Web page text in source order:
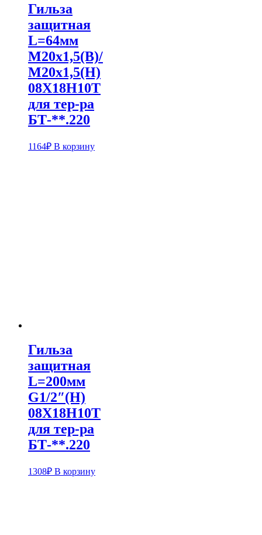
Гильза
защитная
L=64мм
М20х1,5(В)/
М20х1,5(Н)
08Х18Н10Т
для тер-ра
БТ-**.220
1164₽ В корзину
Гильза
защитная
L=200мм
G1/2″(Н)
08Х18Н10Т
для тер-ра
БТ-**.220
1308₽ В корзину